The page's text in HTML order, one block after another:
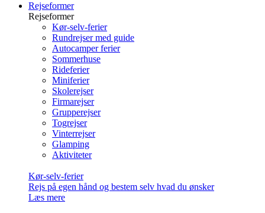
Rejseformer
Rejseformer
Kør-selv-ferier
Rundrejser med guide
Autocamper ferier
Sommerhuse
Rideferier
Miniferier
Skolerejser
Firmarejser
Grupperejser
Togrejser
Vinterrejser
Glamping
Aktiviteter
Kør-selv-ferier
Rejs på egen hånd og bestem selv hvad du ønsker
Læs mere